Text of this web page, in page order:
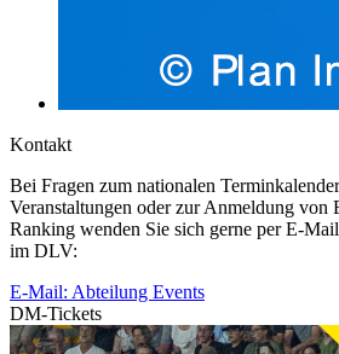
Kontakt
Bei Fragen zum nationalen
Veranstaltungen oder zur Anmeldung von
Ranking wenden Sie sich gerne per E-
im DLV:
E-Mail: Abteilung Events
DM-Tickets